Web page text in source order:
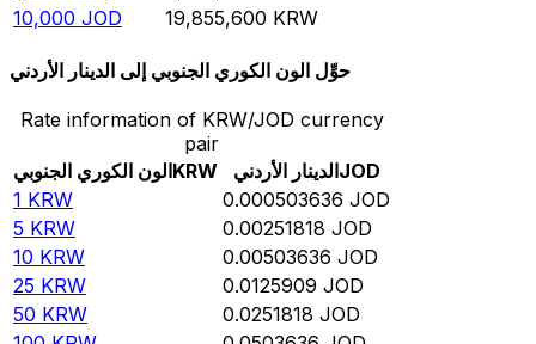
10,000 JOD 19,855,600 KRW
حوِّل الون الكوري الجنوبي إلى الدينار الأردني
Rate information of KRW/JOD currency
pair
الون الكوري الجنوبيKRW الدينار الأردنيJOD
1 KRW 0.000503636 JOD
5 KRW 0.00251818 JOD
10 KRW 0.00503636 JOD
25 KRW 0.0125909 JOD
50 KRW 0.0251818 JOD